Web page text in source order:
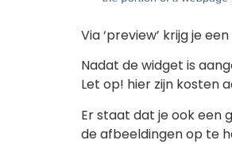
Via ‘preview’ krijg je
Nadat de widget is
Let op! hier zijn kosten
Er staat dat je ook een
de afbeeldingen op te